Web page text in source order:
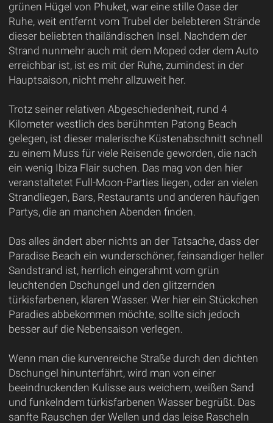
grünen Hügel von Phuket, war eine stille Oase der
Ruhe, weit entfernt vom Trubel der belebteren Strände
dieser beliebten thailändischen Insel. Nachdem der
Strand nunmehr auch mit dem Moped oder dem Auto
erreichbar ist, ist es mit der Ruhe, zumindest in der
Hauptsaison, nicht mehr allzuweit her.
Trotz seiner relativen Abgeschiedenheit, rund 4
Kilometer westlich des berühmten Patong Beach
gelegen, ist dieser malerische Küstenabschnitt schnell
zu einem Muss für viele Reisende geworden, die nach
ein wenig Ibiza Flair suchen. Das mag von den hier
veranstaltetet Full-Moon-Parties liegen, oder an vielen
Strandliegen, Bars, Restaurants und anderen häufigen
Partys, die an manchen Abenden finden.
Das alles ändert aber nichts an der Tatsache, dass der
Paradise Beach ein wunderschöner, feinsandiger heller
Sandstrand ist, herrlich eingerahmt vom grün
leuchtenden Dschungel und den glitzernden
türkisfarbenen, klaren Wasser. Wer hier ein Stückchen
Paradies abbekommen möchte, sollte sich jedoch
besser auf die Nebensaison verlegen.
Wenn man die kurvenreiche Straße durch den dichten
Dschungel hinunterfährt, wird man von einer
beeindruckenden Kulisse aus weichem, weißen Sand
und funkelndem türkisfarbenen Wasser begrüßt. Das
sanfte Rauschen der Wellen und das leise Rascheln